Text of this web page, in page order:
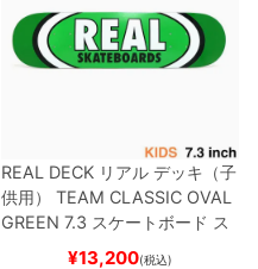
REAL DECK リアル デッキ（子
供用）
TEAM CLASSIC OVAL
GREEN 7.3 スケートボード ス
¥13,200(税込)